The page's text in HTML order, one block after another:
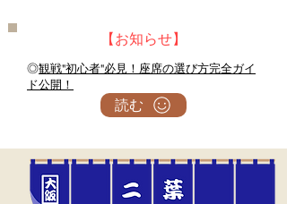
​【お知らせ】
◎観戦"初心者"必見！座席の選び方完全ガイ
ド公開！
読む